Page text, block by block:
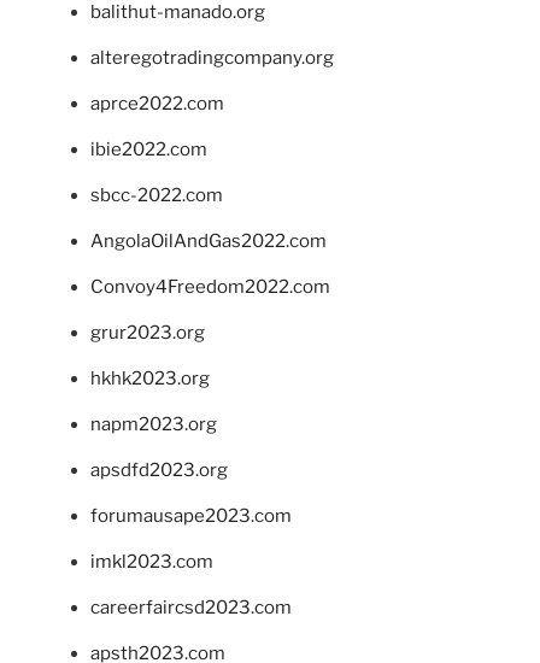
balithut-manado.org
alteregotradingcompany.org
aprce2022.com
ibie2022.com
sbcc-2022.com
AngolaOilAndGas2022.com
Convoy4Freedom2022.com
grur2023.org
hkhk2023.org
napm2023.org
apsdfd2023.org
forumausape2023.com
imkl2023.com
careerfaircsd2023.com
apsth2023.com